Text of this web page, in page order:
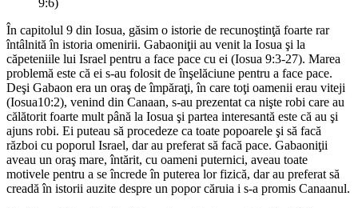
9:6)
În capitolul 9 din Iosua, găsim o istorie de recunoştinţă foarte rar
întâlnită în istoria omenirii. Gabaoniţii au venit la Iosua şi la
căpeteniile lui Israel pentru a face pace cu ei (Iosua 9:3-27). Marea
problemă este că ei s-au folosit de înşelăciune pentru a face pace.
Deşi Gabaon era un oraş de împăraţi, în care toţi oamenii erau viteji
(Iosua10:2), venind din Canaan, s-au prezentat ca nişte robi care au
călătorit foarte mult până la Iosua şi partea interesantă este că au şi
ajuns robi. Ei puteau să procedeze ca toate popoarele şi să facă
război cu poporul Israel, dar au preferat să facă pace. Gabaoniţii
aveau un oraş mare, întărit, cu oameni puternici, aveau toate
motivele pentru a se încrede în puterea lor fizică, dar au preferat să
creadă în istorii auzite despre un popor căruia i s-a promis Canaanul.